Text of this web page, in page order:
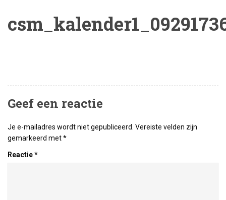
Geef een reactie
Je e-mailadres wordt niet gepubliceerd. Vereiste velden zijn
gemarkeerd met*
Reactie*